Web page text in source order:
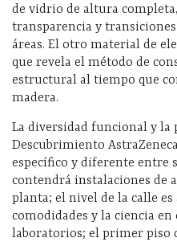
de vidrio de altura
transparencia y
áreas. El otro material de
que revela el método de
estructural al tiempo que
madera.
La diversidad funcional y la
Descubrimiento
específico y diferente entre
contendrá instalaciones de
planta; el nivel de la calle
comodidades y la ciencia
laboratorios; el primer piso